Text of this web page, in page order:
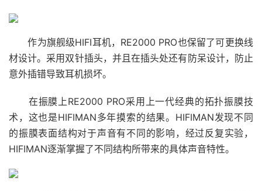
作为旗舰级HIFI耳机，RE2000 PRO也保留了可更换线
材设计。采用双针插头，并且在插头处还有防呆设计，防止
意外插错导致耳机损坏。
在振膜上RE2000 PRO采用上一代经典的拓扑振膜技
术，这也是HIFIMAN多年摸索的结果。HIFIMAN发现不同
的振膜表面结构对于声音有不同的影响，经过反复实验，
HIFIMAN逐渐掌握了不同结构所带来的具体声音特性。